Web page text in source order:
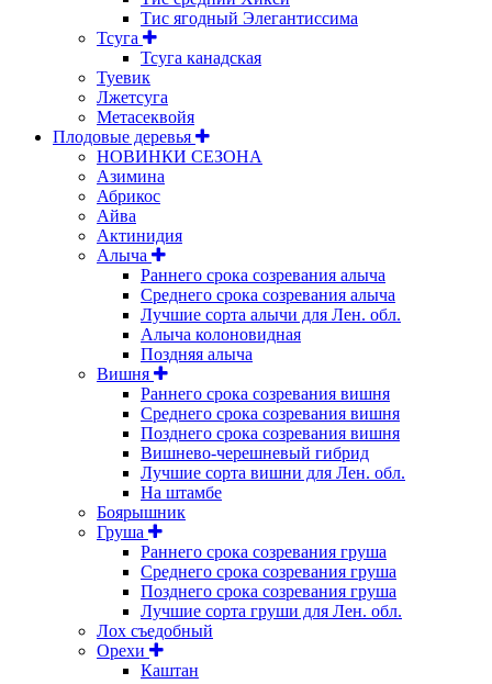
Тис ягодный Элегантиссима
Тсуга
Тсуга канадская
Туевик
Лжетсуга
Метасеквойя
Плодовые деревья
НОВИНКИ СЕЗОНА
Азимина
Абрикос
Айва
Актинидия
Алыча
Раннего срока созревания алыча
Среднего срока созревания алыча
Лучшие сорта алычи для Лен. обл.
Алыча колоновидная
Поздняя алыча
Вишня
Раннего срока созревания вишня
Среднего срока созревания вишня
Позднего срока созревания вишня
Вишнево-черешневый гибрид
Лучшие сорта вишни для Лен. обл.
На штамбе
Боярышник
Груша
Раннего срока созревания груша
Среднего срока созревания груша
Позднего срока созревания груша
Лучшие сорта груши для Лен. обл.
Лох съедобный
Орехи
Каштан